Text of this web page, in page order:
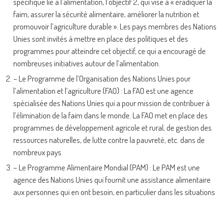
faim, assurer la sécurité alimentaire, améliorer la nutrition et
promouvoir l’agriculture durable ». Les pays membres des Nations
Unies sont invités à mettre en place des politiques et des
programmes pour atteindre cet objectif, ce qui a encouragé de
nombreuses initiatives autour de l’alimentation.
– Le Programme de l’Organisation des Nations Unies pour
l’alimentation et l’agriculture (FAO) : La FAO est une agence
spécialisée des Nations Unies qui a pour mission de contribuer à
l’élimination de la faim dans le monde. La FAO met en place des
programmes de développement agricole et rural, de gestion des
ressources naturelles, de lutte contre la pauvreté, etc. dans de
nombreux pays.
– Le Programme Alimentaire Mondial (PAM) : Le PAM est une
agence des Nations Unies qui fournit une assistance alimentaire
aux personnes qui en ont besoin, en particulier dans les situations